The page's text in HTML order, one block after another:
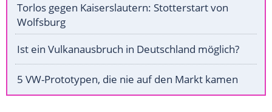
Torlos gegen Kaiserslautern: Stotterstart von
Wolfsburg
Ist ein Vulkanausbruch in Deutschland möglich?
5 VW-Prototypen, die nie auf den Markt kamen